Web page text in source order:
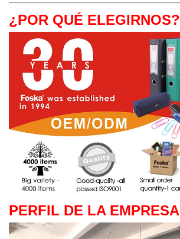
¿POR QUÉ ELEGIRNOS?
PERFIL DE LA EMPRESA